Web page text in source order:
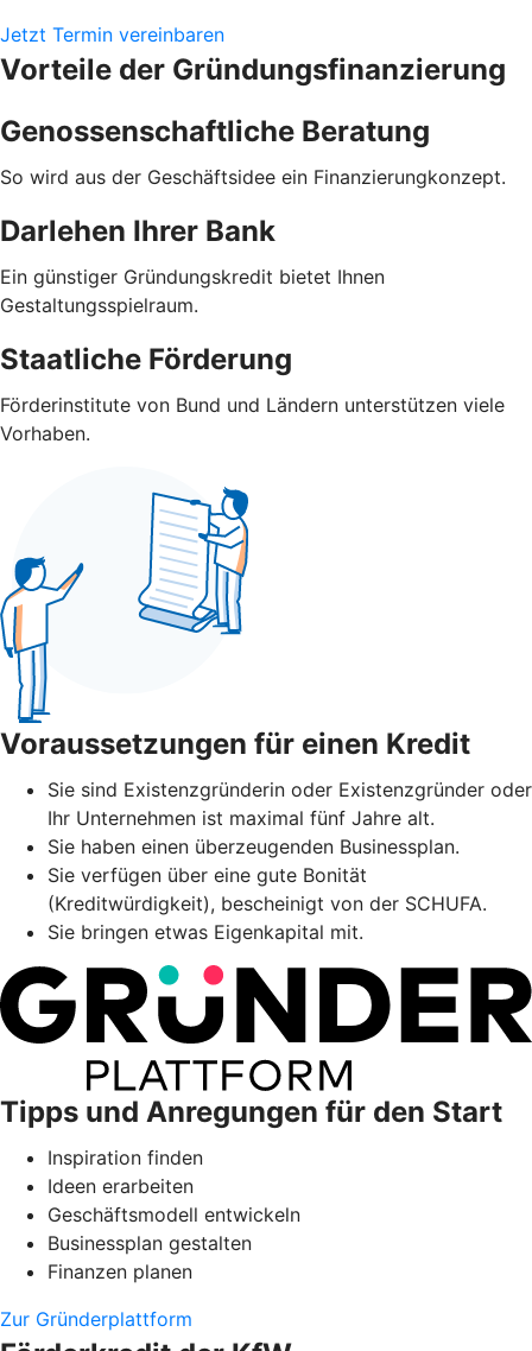
Jetzt Termin vereinbaren
Vorteile der Gründungsfinanzierung
Genossenschaftliche Beratung
So wird aus der Geschäftsidee ein Finanzierungkonzept.
Darlehen Ihrer Bank
Ein günstiger Gründungskredit bietet Ihnen
Gestaltungsspielraum.
Staatliche Förderung
Förderinstitute von Bund und Ländern unterstützen viele
Vorhaben.
Voraussetzungen für einen Kredit
Sie sind Existenzgründerin oder Existenzgründer oder
Ihr Unternehmen ist maximal fünf Jahre alt.
Sie haben einen überzeugenden Businessplan.
Sie verfügen über eine gute Bonität
(Kreditwürdigkeit), bescheinigt von der SCHUFA.
Sie bringen etwas Eigenkapital mit.
Tipps und Anregungen für den Start
Inspiration finden
Ideen erarbeiten
Geschäftsmodell entwickeln
Businessplan gestalten
Finanzen planen
Zur Gründerplattform